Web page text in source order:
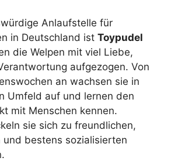
Anlaufstelle für
in Deutschland ist Toypudel
die Welpen mit viel Liebe,
aufgezogen. Von
an wachsen sie in
Umfeld auf und lernen den
mit Menschen kennen.
sie sich zu freundlichen,
und bestens sozialisierten